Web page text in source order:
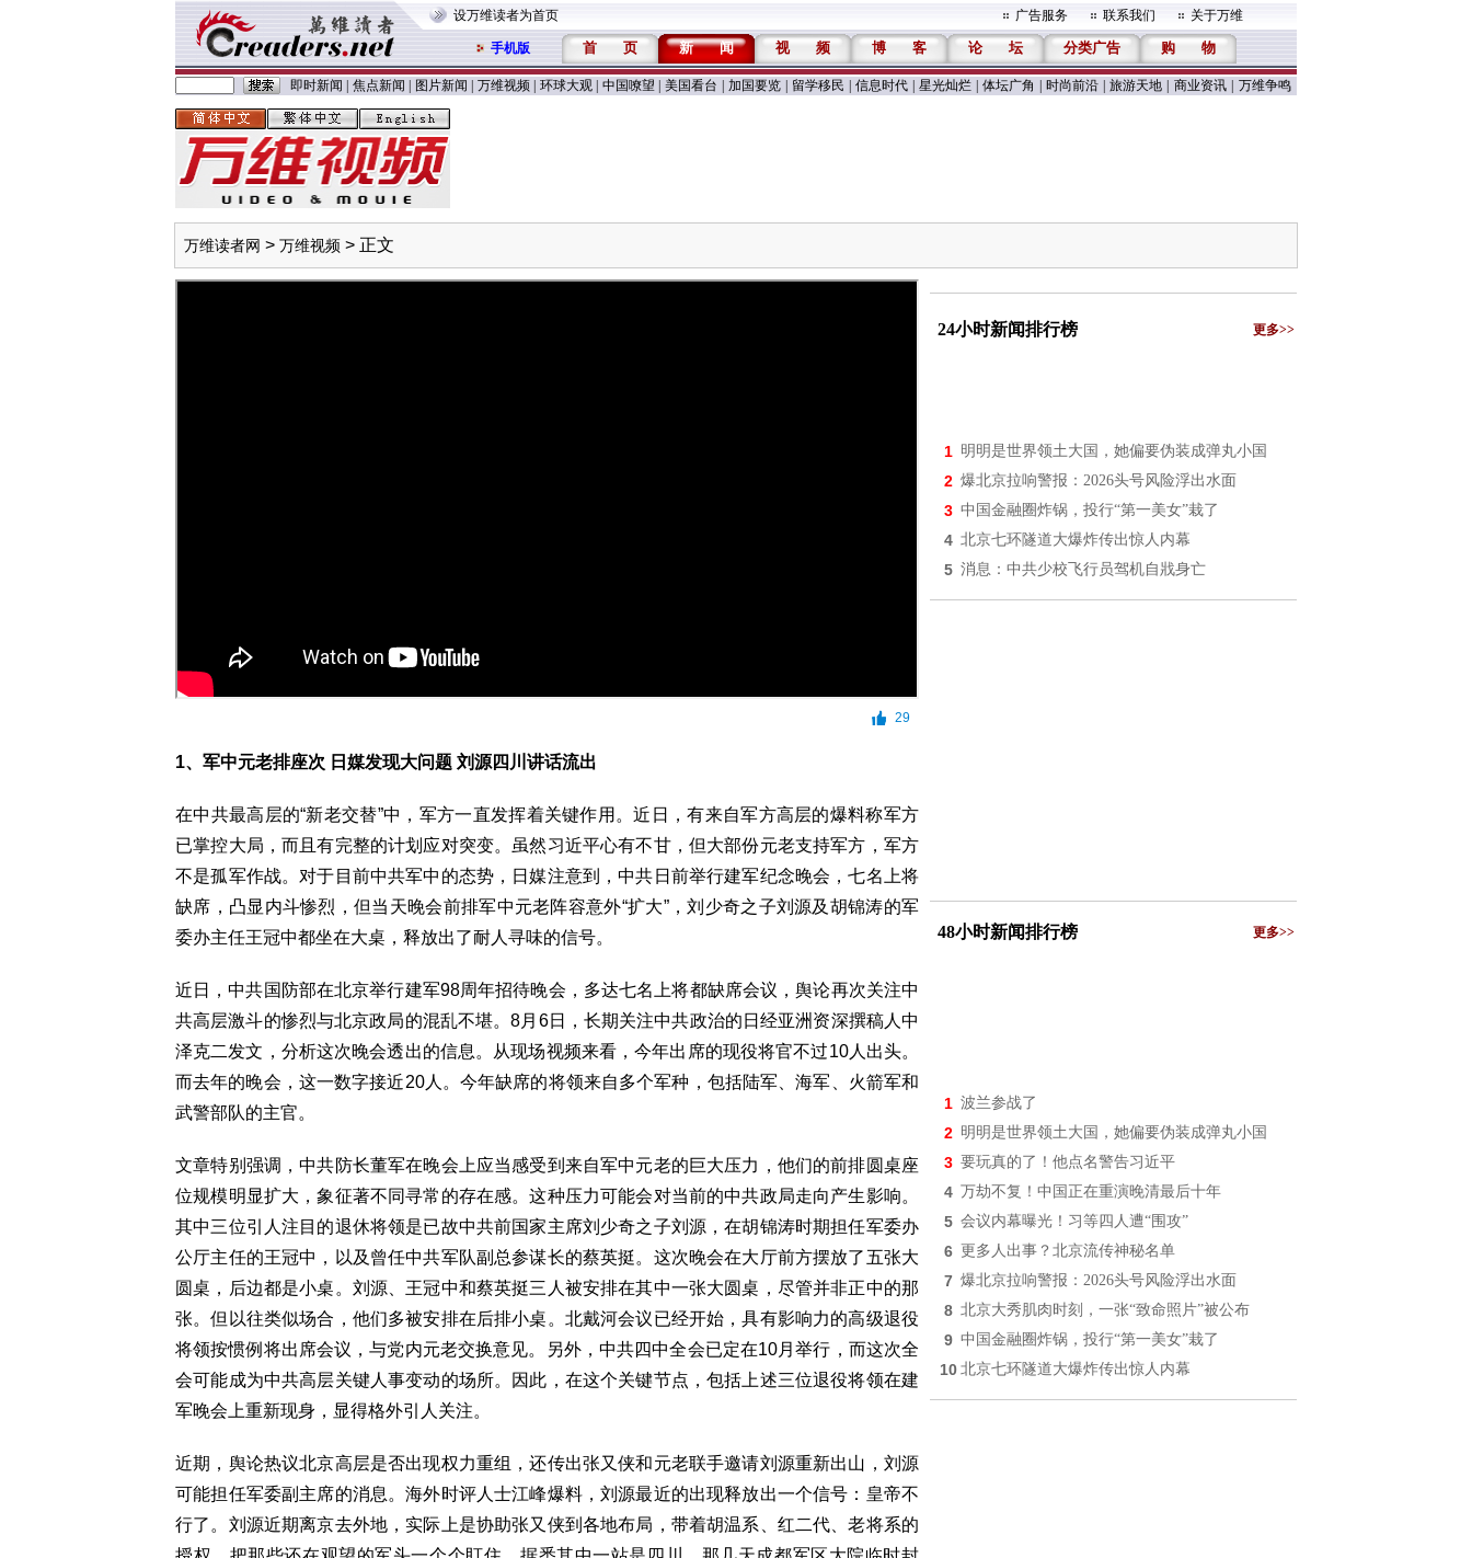
设万维读者为首页 广告服务 联系我们 关于万维
手机版 首 页 新 闻 视 频 博 客 论 坛 分类广告 购 物
即时新闻 焦点新闻 图片新闻 万维视频 环球大观 中国嘹望 美国看台 加国要览 留学移民 信息时代 星光灿烂 体坛广角 时尚前沿 旅游天地 商业资讯 万维争鸣
万维读者网 > 万维视频 > 正文
29
1、军中元老排座次 日媒发现大问题 刘源四川讲话流出
在中共最高层的“新老交替”中，军方一直发挥着关键作用。近日，有来自军方高层的爆料称军方
已掌控大局，而且有完整的计划应对突变。虽然习近平心有不甘，但大部份元老支持军方，军方
不是孤军作战。对于目前中共军中的态势，日媒注意到，中共日前举行建军纪念晚会，七名上将
缺席，凸显内斗惨烈，但当天晚会前排军中元老阵容意外“扩大”，刘少奇之子刘源及胡锦涛的军
委办主任王冠中都坐在大桌，释放出了耐人寻味的信号。
近日，中共国防部在北京举行建军98周年招待晚会，多达七名上将都缺席会议，舆论再次关注中
共高层激斗的惨烈与北京政局的混乱不堪。8月6日，长期关注中共政治的日经亚洲资深撰稿人中
泽克二发文，分析这次晚会透出的信息。从现场视频来看，今年出席的现役将官不过10人出头。
而去年的晚会，这一数字接近20人。今年缺席的将领来自多个军种，包括陆军、海军、火箭军和
武警部队的主官。
文章特别强调，中共防长董军在晚会上应当感受到来自军中元老的巨大压力，他们的前排圆桌座
位规模明显扩大，象征著不同寻常的存在感。这种压力可能会对当前的中共政局走向产生影响。
其中三位引人注目的退休将领是已故中共前国家主席刘少奇之子刘源，在胡锦涛时期担任军委办
公厅主任的王冠中，以及曾任中共军队副总参谋长的蔡英挺。这次晚会在大厅前方摆放了五张大
圆桌，后边都是小桌。刘源、王冠中和蔡英挺三人被安排在其中一张大圆桌，尽管并非正中的那
张。但以往类似场合，他们多被安排在后排小桌。北戴河会议已经开始，具有影响力的高级退役
将领按惯例将出席会议，与党内元老交换意见。另外，中共四中全会已定在10月举行，而这次全
会可能成为中共高层关键人事变动的场所。因此，在这个关键节点，包括上述三位退役将领在建
军晚会上重新现身，显得格外引人关注。
近期，舆论热议北京高层是否出现权力重组，还传出张又侠和元老联手邀请刘源重新出山，刘源
可能担任军委副主席的消息。海外时评人士江峰爆料，刘源最近的出现释放出一个信号：皇帝不
行了。刘源近期离京去外地，实际上是协助张又侠到各地布局，带着胡温系、红二代、老将系的
24小时新闻排行榜 更多>>
1 明明是世界领土大国，她偏要伪装成弹丸小国
2 爆北京拉响警报：2026头号风险浮出水面
3 中国金融圈炸锅，投行“第一美女”栽了
4 北京七环隧道大爆炸传出惊人内幕
5 消息：中共少校飞行员驾机自戕身亡
48小时新闻排行榜 更多>>
1 波兰参战了
2 明明是世界领土大国，她偏要伪装成弹丸小国
3 要玩真的了！他点名警告习近平
4 万劫不复！中国正在重演晚清最后十年
5 会议内幕曝光！习等四人遭“围攻”
6 更多人出事？北京流传神秘名单
7 爆北京拉响警报：2026头号风险浮出水面
8 北京大秀肌肉时刻，一张“致命照片”被公布
9 中国金融圈炸锅，投行“第一美女”栽了
10 北京七环隧道大爆炸传出惊人内幕